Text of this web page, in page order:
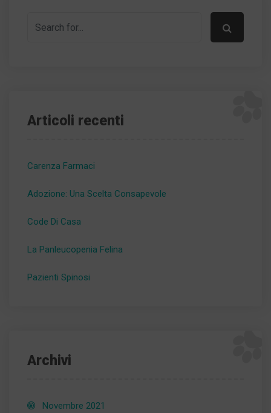
Articoli recenti
Carenza Farmaci
Adozione: Una Scelta Consapevole
Code Di Casa
La Panleucopenia Felina
Pazienti Spinosi
Archivi
Novembre 2021